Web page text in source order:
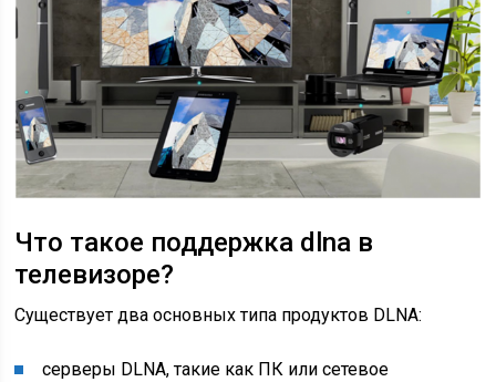
Что такое поддержка dlna в
телевизоре?
Существует два основных типа продуктов DLNA:
серверы DLNA, такие как ПК или сетевое